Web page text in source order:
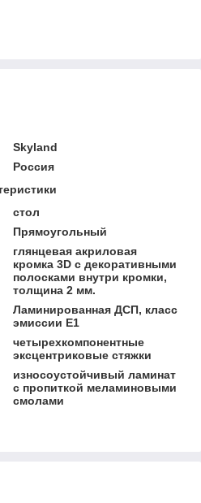
Skyland
Россия
стол
Прямоугольный
глянцевая акриловая
кромка 3D с декоративными
полосками внутри кромки,
толщина 2 мм.
Ламинированная ДСП, класс
эмиссии Е1
четырехкомпонентные
эксцентриковые стяжки
износоустойчивый ламинат
с пропиткой меламиновыми
смолами